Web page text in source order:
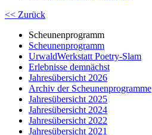
<< Zurück
Scheunenprogramm
Scheunenprogramm
UrwaldWerkstatt Poetry-Slam
Erlebnisse demnächst
Jahresübersicht 2026
Archiv der Scheunenprogramme
Jahresübersicht 2025
Jahresübersicht 2024
Jahresübersicht 2022
Jahresübersicht 2021